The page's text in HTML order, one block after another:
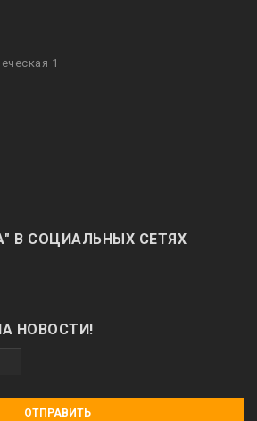
1
В СОЦИАЛЬНЫХ СЕТЯХ
НОВОСТИ!
ОТПРАВИТЬ